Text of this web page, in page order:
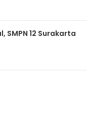
SMPN 12 Surakarta